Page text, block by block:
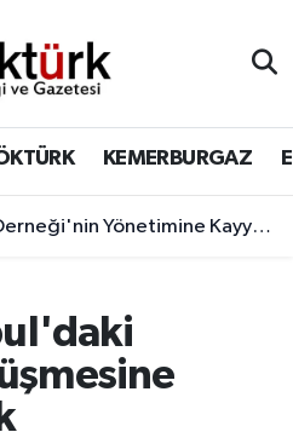
KEMERBURGAZ
Yönetimine Kayyum Atandı
Haritası
ve Fikstür